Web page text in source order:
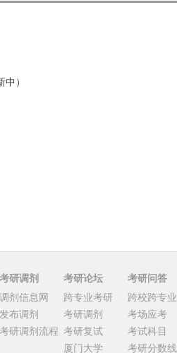
）
考研调剂
调剂信息网
发布调剂
考研调剂流程
考研论坛
跨专业考研
考研调剂
考研复试
厦门大学
考研问答
跨校跨专业
考场应考
考试科目
考研分数线